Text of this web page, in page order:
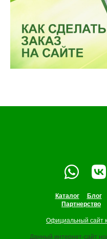
Каталог Блог
Партнерство
Официальный сайт
Данный интернет-сайт